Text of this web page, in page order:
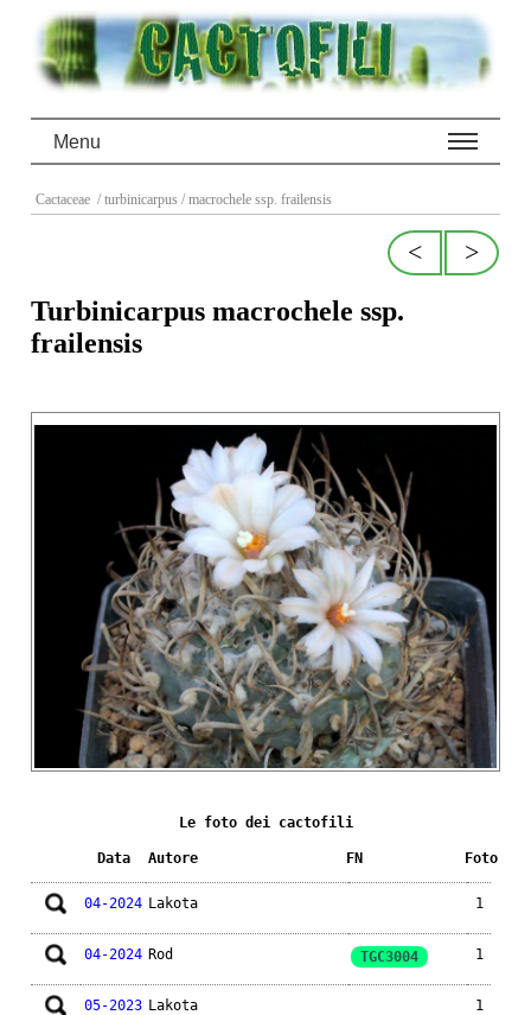
Menu
Cactaceae / turbinicarpus / macrochele ssp. frailensis
>
<
Turbinicarpus macrochele ssp.
frailensis
Le foto dei cactofili
Data Autore FN Foto
04-2024 Lakota 1
04-2024 Rod TGC3004 1
05-2023 Lakota 1